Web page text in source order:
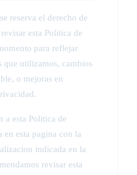
reserva el derecho de
esta Politica de
para reflejar
que utilizamos, cambios
o mejoras en
a esta Politica de
en esta pagina con la
indicada en la
revisar esta